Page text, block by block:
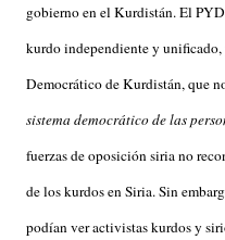
gobierno en el Kurdistán. El
kurdo independiente y
Democrático de Kurdistán, que
sistema democrático de las
fuerzas de oposición siria no
de los kurdos en Siria. Sin
podían ver activistas kurdos y